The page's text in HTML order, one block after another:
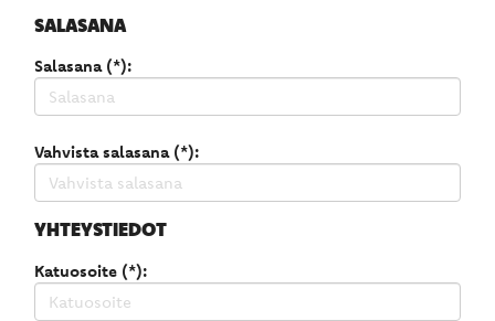
SALASANA
Salasana (*):
Vahvista salasana (*):
YHTEYSTIEDOT
Katuosoite (*):